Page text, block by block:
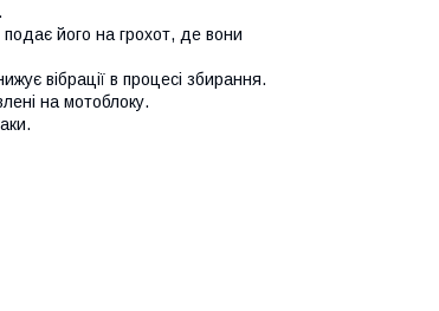
подає його на грохот, де вони
вібрації в процесі збирання.
на мотоблоку.